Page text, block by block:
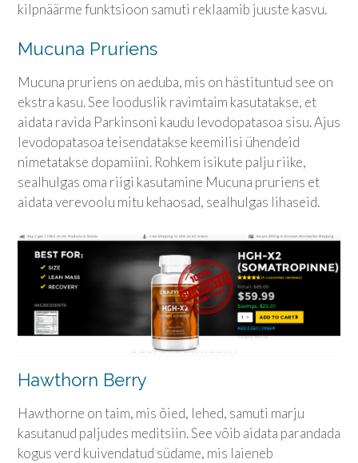
kilpnäärme funktsioon samuti reklaamib juuste kasvu.
Mucuna Pruriens
Mucuna pruriens on aeduba, mis on hästituntud see on
ekstra kasu. See looduslik ravimtaim kasutatakse, et
aidata ravida Parkinsoni kaudu levodopatasoa sisu. Ajus
levodopatasoa teisendatakse keemilisi ühendeid
nimetatakse dopamiini. Rohkem isikute palju riike,
sealhulgas oma riigi kasutamine Mucuna pruriens et
aidata verevoolu mitu kehaosad, sealhulgas lihaseid.
Hawthorn Berry
Hawthorne on taim, mis õied, lehed, samuti marju
kasutanud paljudes meditsiin. See võib aidata parandada
kogus verd kuivendatud südame, mis laieneb